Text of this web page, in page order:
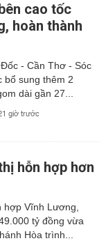
cao tốc
hoàn thành
- Cần Thơ - Sóc
bổ sung thêm 2
dài gần 27...
giờ trước
hỗn hợp hơn
hợp Vĩnh Lương,
tỷ đồng vừa
Hòa trình...